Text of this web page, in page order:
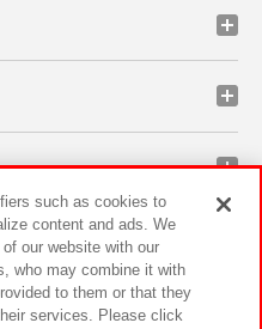
such as cookies to
content and ads. We
our website with our
who may combine it with
to them or that they
services. Please click